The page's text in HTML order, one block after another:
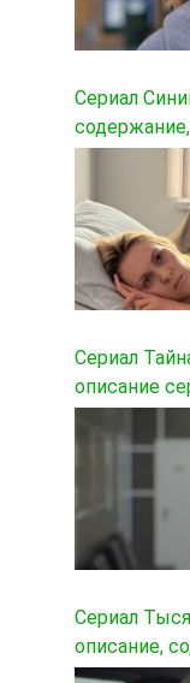
Сериал
Сериал
описание
Сериал
описание,